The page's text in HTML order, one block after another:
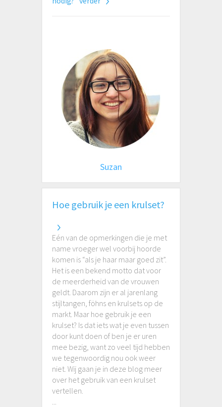
Suzan
Hoe gebruik je een krulset?
Eén van de opmerkingen die je met
name vroeger wel voorbij hoorde
komen is “als je haar maar goed zit”.
Het is een bekend motto dat voor
de meerderheid van de vrouwen
geldt. Daarom zijn er al jarenlang
stijltangen, föhns en krulsets op de
markt. Maar hoe gebruik je een
krulset? Is dat iets wat je even tussen
door kunt doen of ben je er uren
mee bezig, want zo veel tijd hebben
we tegenwoordig nou ook weer
niet. Wij gaan je in deze blog meer
over het gebruik van een krulset
vertellen.
...